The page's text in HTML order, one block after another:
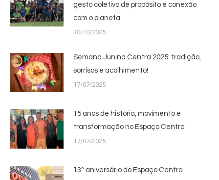
gesto coletivo de propósito e conexão
com o planeta
30/10/2025
Semana Junina Centra 2025: tradição,
sorrisos e acolhimento!
17/07/2025
15 anos de história, movimento e
transformação no Espaço Centra
17/07/2025
13º aniversário do Espaço Centra